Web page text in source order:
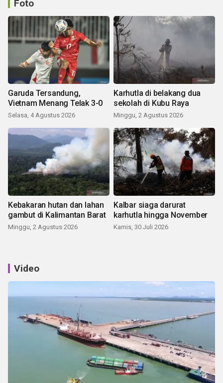
Foto
Garuda Tersandung,
Vietnam Menang Telak 3-0
Selasa, 4 Agustus 2026
Karhutla di belakang dua
sekolah di Kubu Raya
Minggu, 2 Agustus 2026
Kebakaran hutan dan lahan
gambut di Kalimantan Barat
Minggu, 2 Agustus 2026
Kalbar siaga darurat
karhutla hingga November
Kamis, 30 Juli 2026
Video